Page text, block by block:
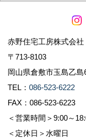
赤野住宅工房株式会
〒713-8103
岡山県倉敷市玉島乙
TEL： 086-523-6222
FAX：086-523-6223
＜営業時間＞9:00～
＜定休日＞水曜日